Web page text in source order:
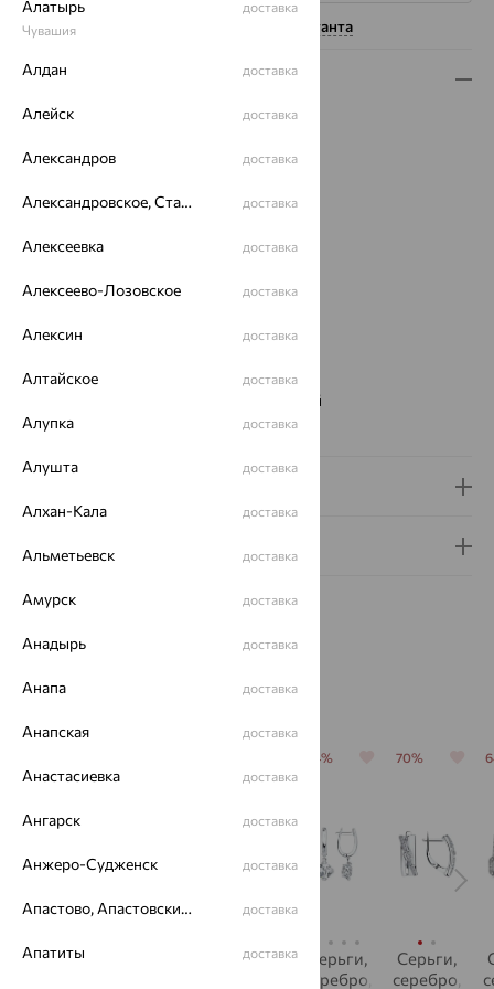
Нужна помощь консультанта
Описание
Вид изделия:
Металл: Серебро
Проба:925
Вставка:Фианит
Тип серег:без подвесного элемента
Вес металла:
Бесцветный
Серьги Вид:
Гарантия и возврат
Похожие изделия
Серьги,
Серьги,
64%
Серьги,
серебро,
70%
Серьги,
серебро,
Алатырь
Чувашия
доставка
Алдан доставка
Алейск доставка
Александров доставка
Александровское, Ставропольский край доставка
Алексеевка доставка
Алексеево-Лозовское доставка
Алексин доставка
Алтайское доставка
Алупка доставка
Алушта доставка
Алхан-Кала доставка
Альметьевск доставка
Амурск доставка
Анадырь доставка
Анапа доставка
Анапская доставка
Анастасиевка доставка
Ангарск доставка
Анжеро-Судженск доставка
Апастово, Апастовский район доставка
Апатиты доставка